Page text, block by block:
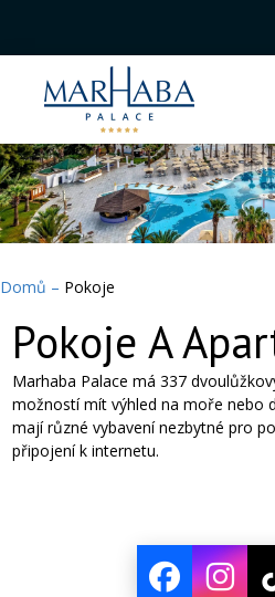
Domů – Pokoje
Pokoje A
Marhaba Palace má 337
možností mít výhled na moře nebo
mají různé vybavení nezbytné pro
připojení k internetu.